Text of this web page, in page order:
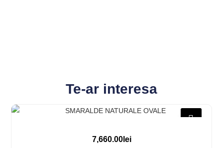
Te-ar interesa
7,660.00lei